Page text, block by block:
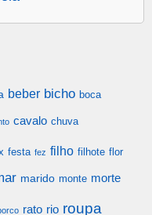
beber bicho boca
cavalo chuva
festa fez filho filhote flor
marido monte morte
rato rio roupa